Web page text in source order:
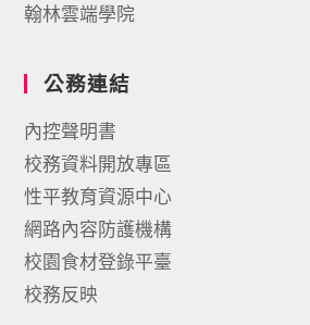
翰林雲端學院
公務連結
內控聲明書
校務資料開放專區
性平教育資源中心
網路內容防護機構
校園食材登錄平臺
校務反映